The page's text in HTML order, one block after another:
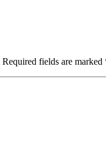
Required fields are marked